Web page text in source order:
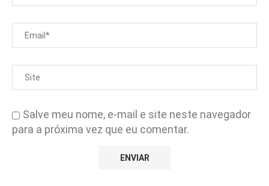
Salve meu nome, e-mail e site neste navegador
para a próxima vez que eu comentar.